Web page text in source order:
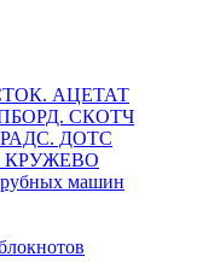
АЦЕТАТ
СКОТЧ
ДОТС
КРУЖЕВО
машин